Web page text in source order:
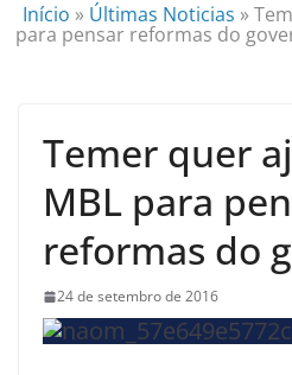
Início » Últimas Noticias »
para pensar reformas do
Temer quer
MBL para
reformas do
24 de setembro de 2016